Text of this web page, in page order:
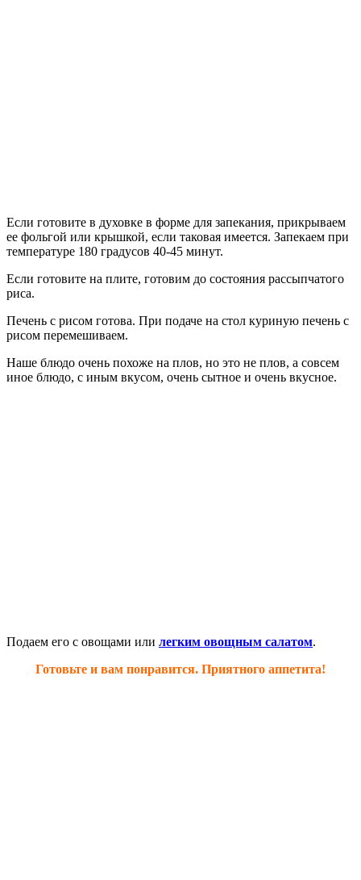
Если готовите в духовке в форме для запекания, прикрываем
ее фольгой или крышкой, если таковая имеется. Запекаем при
температуре 180 градусов 40-45 минут.
Если готовите на плите, готовим до состояния рассыпчатого
риса.
Печень с рисом готова. При подаче на стол куриную печень с
рисом перемешиваем.
Наше блюдо очень похоже на плов, но это не плов, а совсем
иное блюдо, с иным вкусом, очень сытное и очень вкусное.
Подаем его с овощами или легким овощным салатом.
Готовьте и вам понравится. Приятного аппетита!